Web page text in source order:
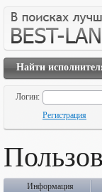
Найти
Логин:
Регистрация
Информация